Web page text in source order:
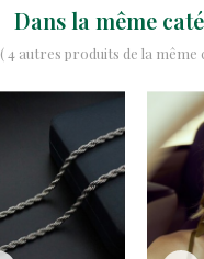
Dans la même
( 4 autres produits de la même